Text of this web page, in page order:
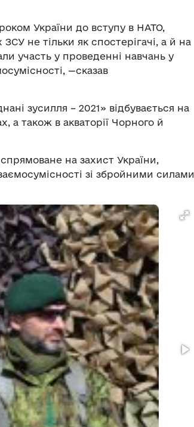
України до вступу в НАТО,
не тільки як спостерігачі, а й на
участь у проведенні навчань у
—сказав
зусилля – 2021» відбувається на
а також в акваторії Чорного й
на захист України,
зі збройними силами